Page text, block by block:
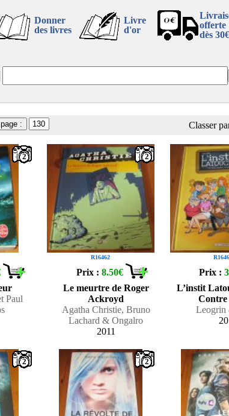
Donner
des livres
Livre
d'or
offerte
dès 30€
Classer
2
Paul
R16462
2
Prix :8.50€
Le meurtre de Roger
Ackroyd
Agatha Christie, Bruno
Lachard & Ongalro
2011
Prix :
L’instit
Contre
Leogrin
2 2